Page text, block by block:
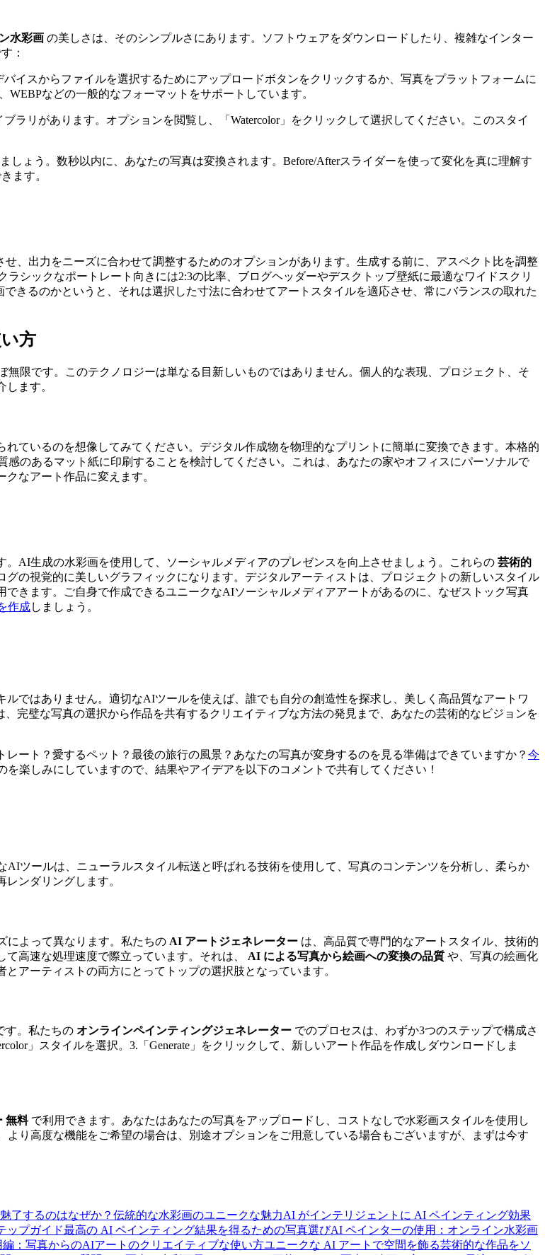
水彩画 の美しさは、そのシンプルさにあります。ソフトウェアをダウンロードしたり、複雑なインター
：
イスからファイルを選択するためにアップロードボタンをクリックするか、写真をプラットフォームに
などの一般的なフォーマットをサポートしています。
ラリがあります。オプションを閲覧し、「Watercolor」をクリックして選択してください。このスタイ
しょう。数秒以内に、あなたの写真は変換されます。Before/Afterスライダーを使って変化を真に理解す
ます。
せ、出力をニーズに合わせて調整するためのオプションがあります。生成する前に、アスペクト比を調整
シックなポートレート向きには2:3の比率、ブログヘッダーやデスクトップ壁紙に最適なワイドスクリ
きるのかというと、それは選択した寸法に合わせてアートスタイルを適応させ、常にバランスの取れた
方
無限です。このテクノロジーは単なる目新しいものではありません。個人的な表現、プロジェクト、そ
ます。
ているのを想像してみてください。デジタル作成物を物理的なプリントに簡単に変換できます。本格的
感のあるマット紙に印刷することを検討してください。これは、あなたの家やオフィスにパーソナルで
なアート作品に変えます。
AI生成の水彩画を使用して、ソーシャルメディアのプレゼンスを向上させましょう。これらの 芸術的
グの視覚的に美しいグラフィックになります。デジタルアーティストは、プロジェクトの新しいスタイル
きます。ご自身で作成できるユニークなAIソーシャルメディアアートがあるのに、なぜストック写真
作成しましょう。
ではありません。適切なAIツールを使えば、誰でも自分の創造性を探求し、美しく高品質なアートワ
、完璧な写真の選択から作品を共有するクリエイティブな方法の発見まで、あなたの芸術的なビジョンを
ート？愛するペット？最後の旅行の風景？あなたの写真が変身するのを見る準備はできていますか？ 今
を楽しみにしていますので、結果やアイデアを以下のコメントで共有してください！
AIツールは、ニューラルスタイル転送と呼ばれる技術を使用して、写真のコンテンツを分析し、柔らか
ンダリングします。
によって異なります。私たちの AI アートジェネレーター は、高品質で専門的なアートスタイル、技術的
高速な処理速度で際立っています。それは、 AI による写真から絵画への変換の品質 や、写真の絵画化
アーティストの両方にとってトップの選択肢となっています。
す。私たちの オンラインペインティングジェネレーター でのプロセスは、わずか3つのステップで構成さ
」スタイルを選択。3.「Generate」をクリックして、新しいアート作品を作成しダウンロードしま
無料で利用できます。あなたはあなたの写真をアップロードし、コストなしで水彩画スタイルを使用し
り高度な機能をご希望の場合は、別途オプションをご用意している場合もございますが、まずは今す
了するのはなぜか？ 伝統的な水彩画のユニークな魅力AI がインテリジェントに AI ペインティング効果
ップガイド最高の AI ペインティング結果を得るための写真選びAI ペインターの使用：オンライン水彩画
編：写真からのAIアートのクリエイティブな使い方ユニークな AI アートで空間を飾る芸術的な作品をソ